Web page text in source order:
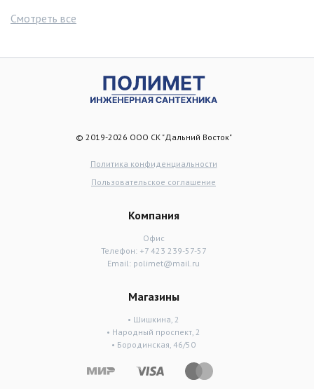
Смотреть все
© 2019-2026 ООО СК "Дальний Восток"
Политика конфиденциальности
Пользовательское соглашение
Компания
Офис
Телефон: +7 423 239-57-57
Email: polimet@mail.ru
Магазины
• Шишкина, 2
• Народный проспект, 2
• Бородинская, 46/50